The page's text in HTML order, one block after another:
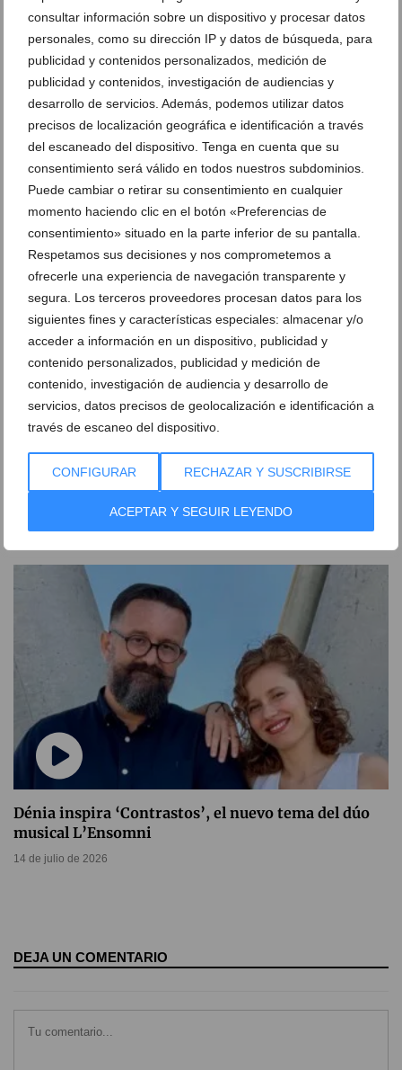
consultar información sobre un dispositivo y procesar datos
personales, como su dirección IP y datos de búsqueda, para
publicidad y contenidos personalizados, medición de
publicidad y contenidos, investigación de audiencias y
desarrollo de servicios. Además, podemos utilizar datos
precisos de localización geográfica e identificación a través
del escaneado del dispositivo. Tenga en cuenta que su
consentimiento será válido en todos nuestros subdominios.
Puede cambiar o retirar su consentimiento en cualquier
momento haciendo clic en el botón «Preferencias de
consentimiento» situado en la parte inferior de su pantalla.
Respetamos sus decisiones y nos comprometemos a
ofrecerle una experiencia de navegación transparente y
segura. Los terceros proveedores procesan datos para los
siguientes fines y características especiales: almacenar y/o
acceder a información en un dispositivo, publicidad y
contenido personalizados, publicidad y medición de
contenido, investigación de audiencia y desarrollo de
servicios, datos precisos de geolocalización e identificación a
través de escaneo del dispositivo.
CONFIGURAR RECHAZAR Y SUSCRIBIRSE
ACEPTAR Y SEGUIR LEYENDO
Un impulso económico permitirá convertir en
documental los 75 años de la banda de Dénia
04 de agosto de 2026
Dénia pospone el inicio de su ciclo de cine de playa
por la final del Mundial de fútbol masculino
Dénia inspira ‘Contrastos’, el nuevo tema del dúo
musical L’Ensomni
14 de julio de 2026
DEJA UN COMENTARIO